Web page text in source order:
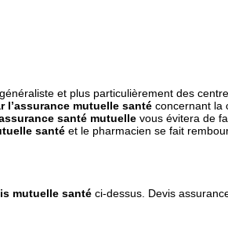
et plus particulièrement des
l’assurance mutuelle santé concernant la
santé mutuelle vous évitera de
santé et le pharmacien se fait
mutuelle santé ci-dessus. Devis